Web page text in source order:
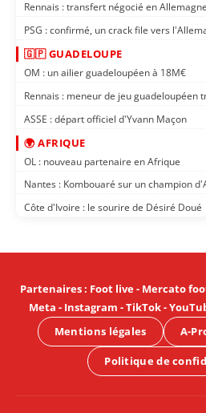
Rennais : transfert négocié en Allemagne
PSG : confirmé, un crack file vers
🇬🇵 GUADELOUPE
OM : un ailier guadeloupéen à 18M€
Rennais : meneur de jeu guadeloupéen
ASSE : départ officiel d'Yvann Maçon
🌍 AFRIQUE
OL : nouveau partenaire en Afrique
Nantes : Kombouaré sur un champion
Côte d'Ivoire : le sourire de Désiré Doué
Partenaires: Foot live- Mercato
Meta - Instagram -TikTok-
Mentions légales
A-
Politique de